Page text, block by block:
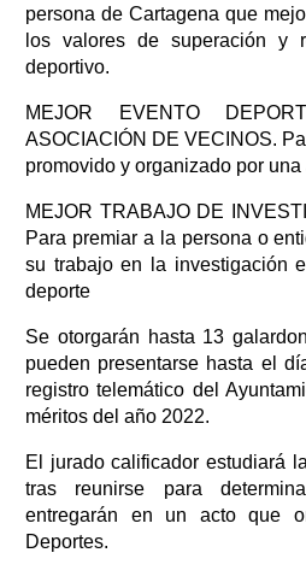
persona de Cartagena que
los valores de superación y
deportivo.
MEJOR EVENTO
ASOCIACIÓN DE VECINOS.
promovido y organizado por
MEJOR TRABAJO DE
Para premiar a la persona o
su trabajo en la investigación
deporte
Se otorgarán hasta 13
pueden presentarse hasta el
registro telemático del
méritos del año 2022.
El jurado calificador estudiará
tras reunirse para
entregarán en un acto que
Deportes.